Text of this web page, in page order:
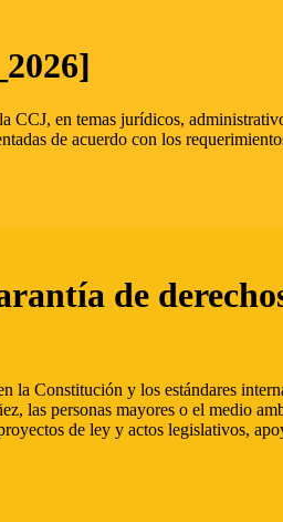
en temas jurídicos,
de acuerdo con los
de
Constitución y los estándares
las personas mayores o el medio
de ley y actos legislativos,